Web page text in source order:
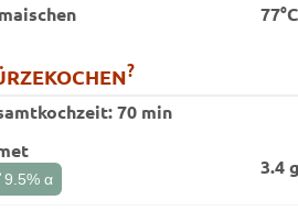
77°C
?
70 min
9.5% α
3.4 g